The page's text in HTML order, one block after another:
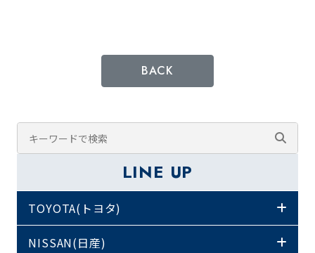
BACK
LINE UP
TOYOTA(トヨタ)
NISSAN(日産)